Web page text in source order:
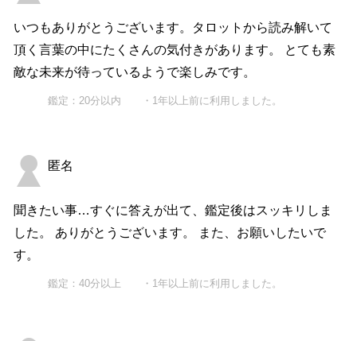
いつもありがとうございます。タロットから読み解いて
頂く言葉の中にたくさんの気付きがあります。 とても素
敵な未来が待っているようで楽しみです。
鑑定：20分以内 ・1年以上前に利用しました。
匿名
聞きたい事…すぐに答えが出て、鑑定後はスッキリしま
した。 ありがとうございます。 また、お願いしたいで
す。
鑑定：40分以上 ・1年以上前に利用しました。